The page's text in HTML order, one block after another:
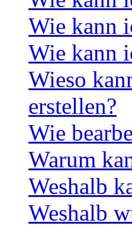
Wie kann
Wie kann
Wieso
erstellen?
Wie
Warum
Weshalb
Weshalb